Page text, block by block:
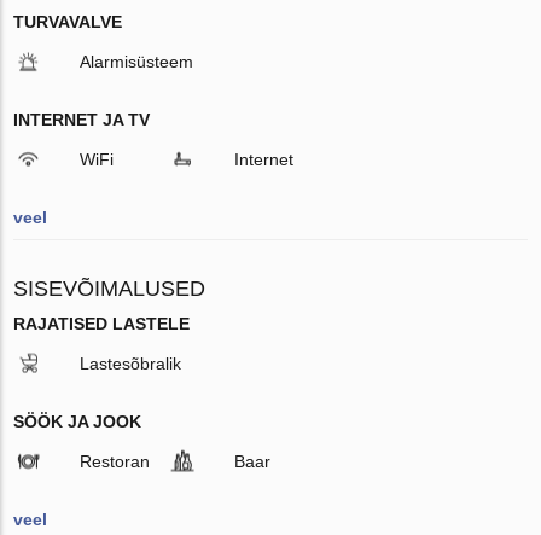
TURVAVALVE
Alarmisüsteem
INTERNET JA TV
WiFi Internet
veel
SISEVÕIMALUSED
RAJATISED LASTELE
Lastesõbralik
SÖÖK JA JOOK
Restoran Baar
veel